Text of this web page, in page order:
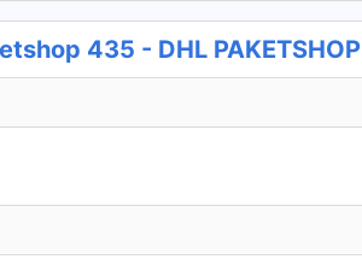
435 - DHL PAKETSHOP